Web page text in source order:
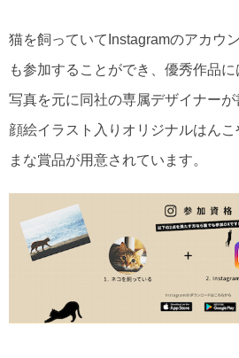
猫を飼っていてInstagramのアカウ
も参加することができ、優秀作品に
写真を元に同社の専属デザイナー
顔絵イラスト入りオリジナルはん
まな賞品が用意されています。